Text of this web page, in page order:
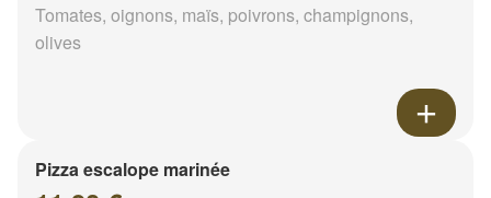
Tomates, oignons, maïs, poivrons, champignons,
olives
Pizza escalope marinée